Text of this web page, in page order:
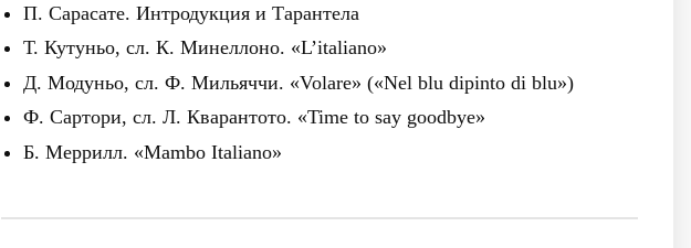
П. Сарасате. Интродукция и Тарантела
Т. Кутуньо, сл. К. Минеллоно. «L’italiano»
Д. Модуньо, сл. Ф. Мильяччи. «Volare» («Nel blu dipinto di blu»)
Ф. Сартори, сл. Л. Кварантото. «Time to say goodbye»
Б. Меррилл. «Mambo Italiano»